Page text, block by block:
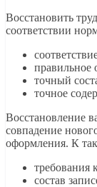
Восстановить
соответствии
правильное
точный
точное
Восстановление
совпадение
оформления. К
требования
состав